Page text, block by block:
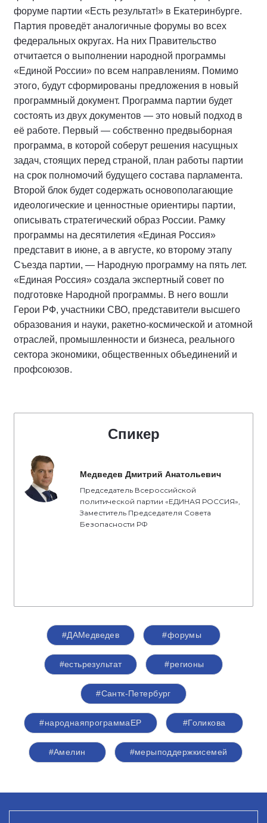
форуме партии «Есть результат!» в Екатеринбурге.
Партия проведёт аналогичные форумы во всех
федеральных округах. На них Правительство
отчитается о выполнении народной программы
«Единой России» по всем направлениям. Помимо
этого, будут сформированы предложения в новый
программный документ. Программа партии будет
состоять из двух документов — это новый подход в
её работе. Первый — собственно предвыборная
программа, в которой соберут решения насущных
задач, стоящих перед страной, план работы партии
на срок полномочий будущего состава парламента.
Второй блок будет содержать основополагающие
идеологические и ценностные ориентиры партии,
описывать стратегический образ России. Рамку
программы на десятилетия «Единая Россия»
представит в июне, а в августе, ко второму этапу
Съезда партии, — Народную программу на пять лет.
«Единая Россия» создала экспертный совет по
подготовке Народной программы. В него вошли
Герои РФ, участники СВО, представители высшего
образования и науки, ракетно-космической и атомной
отраслей, промышленности и бизнеса, реального
сектора экономики, общественных объединений и
профсоюзов.
Спикер
Медведев Дмитрий Анатольевич
Председатель Всероссийской
политической партии «ЕДИНАЯ РОССИЯ»,
Заместитель Председателя Совета
Безопасности РФ
#ДАМедведев #форумы
#естьрезультат #регионы
#Сантк-Петербург
#народнаяпрограммаЕР #Голикова
#Амелин #мерыподдержкисемей